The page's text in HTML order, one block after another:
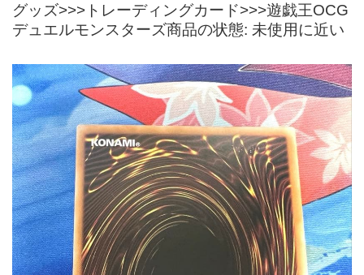
グッズ>>>トレーディングカード>>>遊戯王OCG
デュエルモンスターズ商品の状態: 未使用に近い